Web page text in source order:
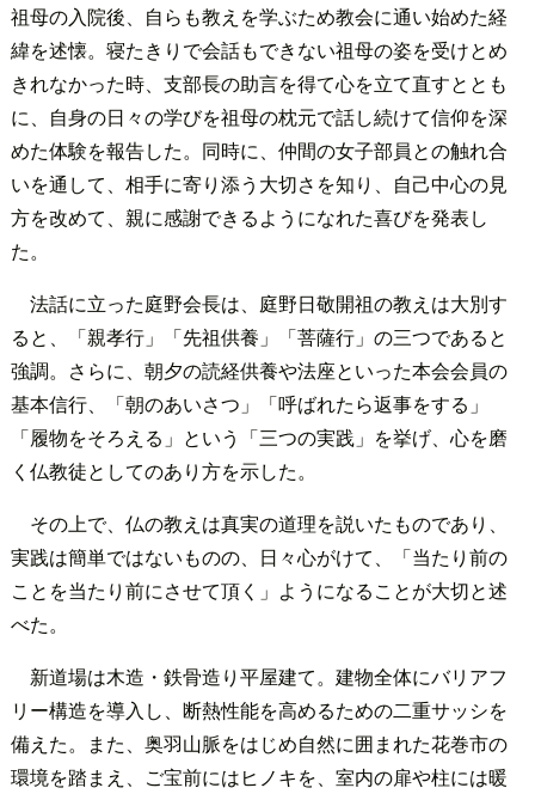
祖母の入院後、自らも教えを学ぶため教会に通い始めた経
緯を述懐。寝たきりで会話もできない祖母の姿を受けとめ
きれなかった時、支部長の助言を得て心を立て直すととも
に、自身の日々の学びを祖母の枕元で話し続けて信仰を深
めた体験を報告した。同時に、仲間の女子部員との触れ合
いを通して、相手に寄り添う大切さを知り、自己中心の見
方を改めて、親に感謝できるようになれた喜びを発表し
た。
法話に立った庭野会長は、庭野日敬開祖の教えは大別す
ると、「親孝行」「先祖供養」「菩薩行」の三つであると
強調。さらに、朝夕の読経供養や法座といった本会会員の
基本信行、「朝のあいさつ」「呼ばれたら返事をする」
「履物をそろえる」という「三つの実践」を挙げ、心を磨
く仏教徒としてのあり方を示した。
その上で、仏の教えは真実の道理を説いたものであり、
実践は簡単ではないものの、日々心がけて、「当たり前の
ことを当たり前にさせて頂く」ようになることが大切と述
べた。
新道場は木造・鉄骨造り平屋建て。建物全体にバリアフ
リー構造を導入し、断熱性能を高めるための二重サッシを
備えた。また、奥羽山脈をはじめ自然に囲まれた花巻市の
環境を踏まえ、ご宝前にはヒノキを、室内の扉や柱には暖